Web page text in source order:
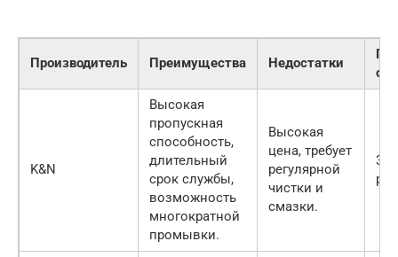
Производитель Преимущества Недостатки
K&N
Высокая
пропускная
способность,
длительный
срок службы,
возможность
многократной
промывки.
Высокая
цена, требует
регулярной
чистки и
смазки.